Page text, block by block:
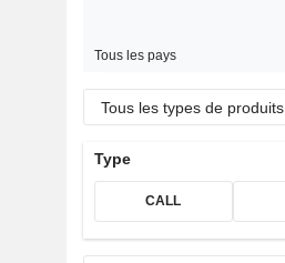
Tous les pays
Tous les types de produits
Type
CALL